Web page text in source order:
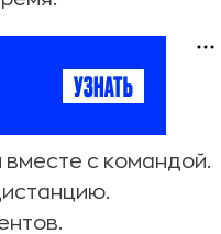
с командой.